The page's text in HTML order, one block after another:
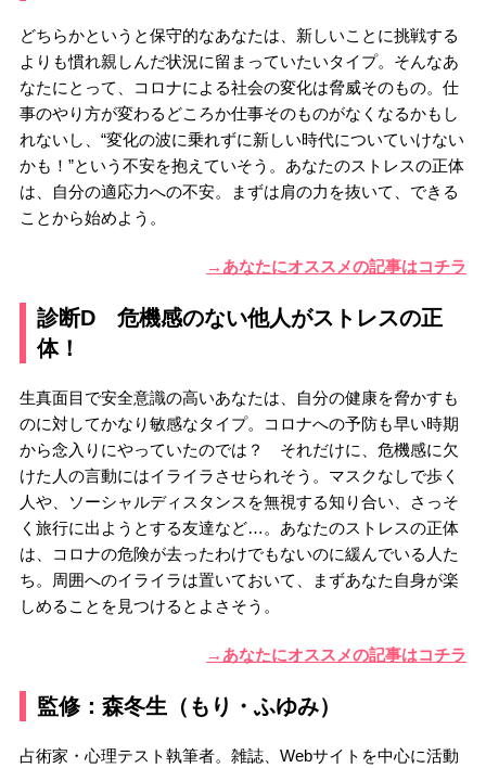
どちらかというと保守的なあなたは、新しいことに挑戦する
よりも慣れ親しんだ状況に留まっていたいタイプ。そんなあ
なたにとって、コロナによる社会の変化は脅威そのもの。仕
事のやり方が変わるどころか仕事そのものがなくなるかもし
れないし、“変化の波に乗れずに新しい時代についていけない
かも！”という不安を抱えていそう。あなたのストレスの正体
は、自分の適応力への不安。まずは肩の力を抜いて、できる
ことから始めよう。
→あなたにオススメの記事はコチラ
診断D 危機感のない他人がストレスの正
体！
生真面目で安全意識の高いあなたは、自分の健康を脅かすも
のに対してかなり敏感なタイプ。コロナへの予防も早い時期
から念入りにやっていたのでは？ それだけに、危機感に欠
けた人の言動にはイライラさせられそう。マスクなしで歩く
人や、ソーシャルディスタンスを無視する知り合い、さっそ
く旅行に出ようとする友達など…。あなたのストレスの正体
は、コロナの危険が去ったわけでもないのに緩んでいる人た
ち。周囲へのイライラは置いておいて、まずあなた自身が楽
しめることを見つけるとよさそう。
→あなたにオススメの記事はコチラ
監修：森冬生（もり・ふゆみ）
占術家・心理テスト執筆者。雑誌、Webサイトを中心に活動